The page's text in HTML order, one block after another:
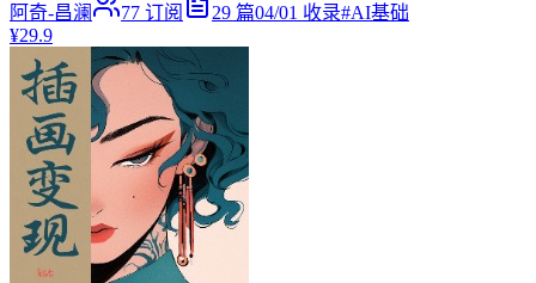
阿奇-昌澜 77 订阅 29 篇04/01 收录#AI基础
¥29.9